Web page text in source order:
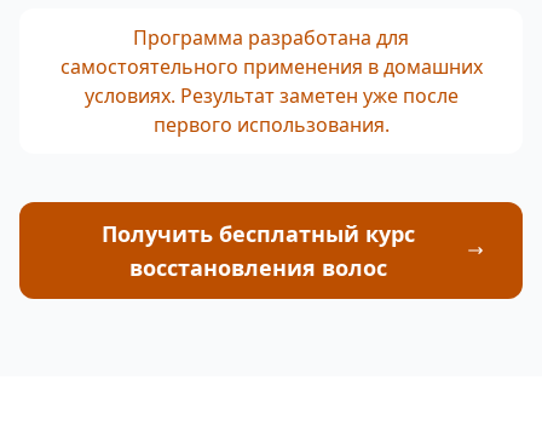
Программа разработана для
самостоятельного применения в домашних
условиях. Результат заметен уже после
первого использования.
Получить бесплатный курс
восстановления волос